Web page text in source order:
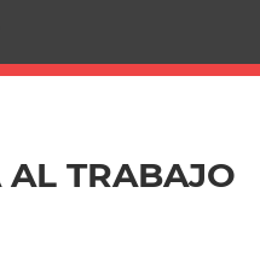
AL TRABAJO